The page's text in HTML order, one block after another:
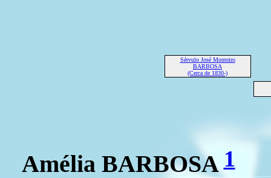
Sérvulo José Monteiro
BARBOSA
(Cerca de 1830-)
Amélia BARBOSA1